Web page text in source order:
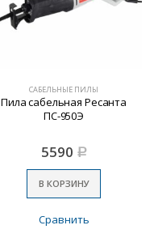
САБЕЛЬНЫЕ ПИЛЫ
Пила сабельная Ресанта
ПС-950Э
5590 Р
В КОРЗИНУ
Сравнить